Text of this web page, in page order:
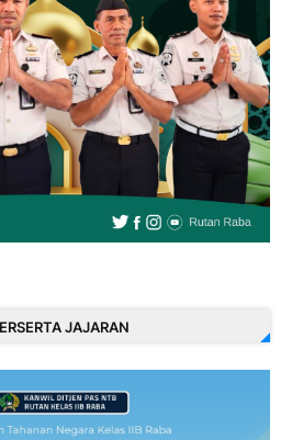
JAJARAN